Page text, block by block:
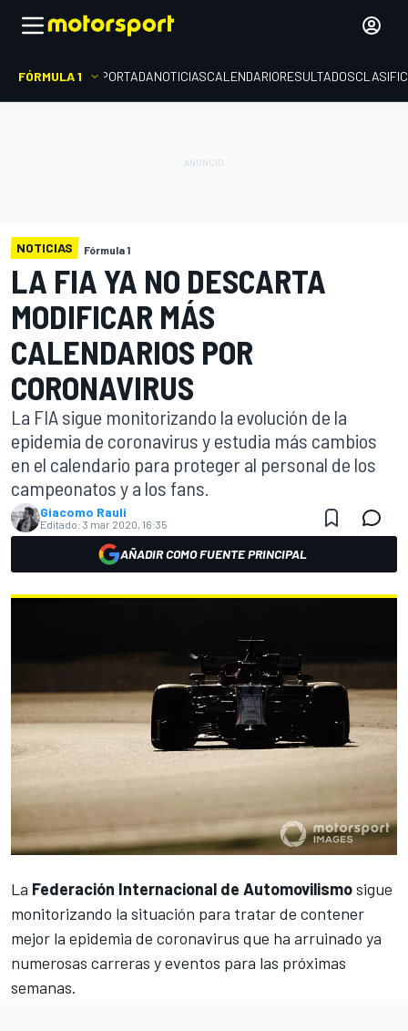
FÓRMULA 1 PORTADANOTICIASCALENDARIORESULTADOS
NOTICIAS Fórmula 1
LA FIA YA NO DESCARTA
MODIFICAR MÁS
CALENDARIOS POR
CORONAVIRUS
La FIA sigue monitorizando la evolución de la
epidemia de coronavirus y estudia más cambios
en el calendario para proteger al personal de los
campeonatos y a los fans.
Giacomo Rauli
Editado: 3 mar 2020, 16:35
AÑADIR COMO FUENTE PRINCIPAL
La Federación Internacional de Automovilismosigue
monitorizando la situación para tratar de contener
mejor la epidemia de coronavirus que ha arruinado ya
numerosas carreras y eventos para las próximas
semanas.